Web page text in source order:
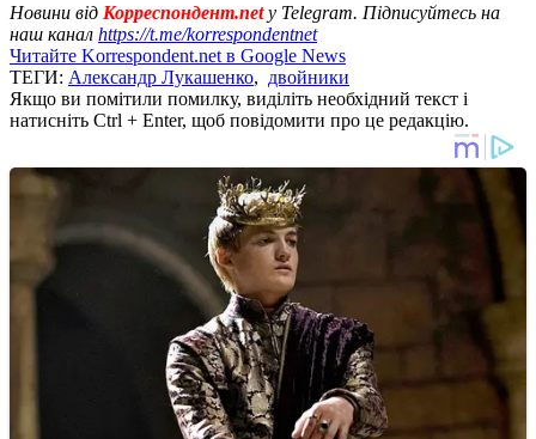
Новини від Корреспондент.netу Telegram. Підписуйтесь на
наш канал https://t.me/korrespondentnet
Читайте Korrespondent.net в Google News
ТЕГИ: Александр Лукашенко, двойники
Якщо ви помітили помилку, виділіть необхідний текст і
натисніть Ctrl + Enter, щоб повідомити про це редакцію.